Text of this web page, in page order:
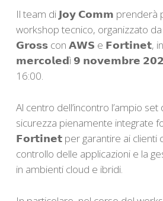
Il team di 𝗝𝗼𝘆 𝗖𝗼𝗺𝗺 prenderà
workshop tecnico, organizzato
𝗚𝗿𝗼𝘀𝘀 con 𝗔𝗪𝗦 e 𝗙𝗼𝗿𝘁𝗶𝗻𝗲𝘁,
𝗺𝗲𝗿𝗰𝗼𝗹𝗲𝗱ì 𝟵 𝗻𝗼𝘃𝗲𝗺𝗯𝗿𝗲
16:00.
Al centro dell’incontro l’ampio set
sicurezza pienamente
𝗙𝗼𝗿𝘁𝗶𝗻𝗲𝘁 per garantire ai clienti
controllo delle applicazioni e la
in ambienti cloud e ibridi.